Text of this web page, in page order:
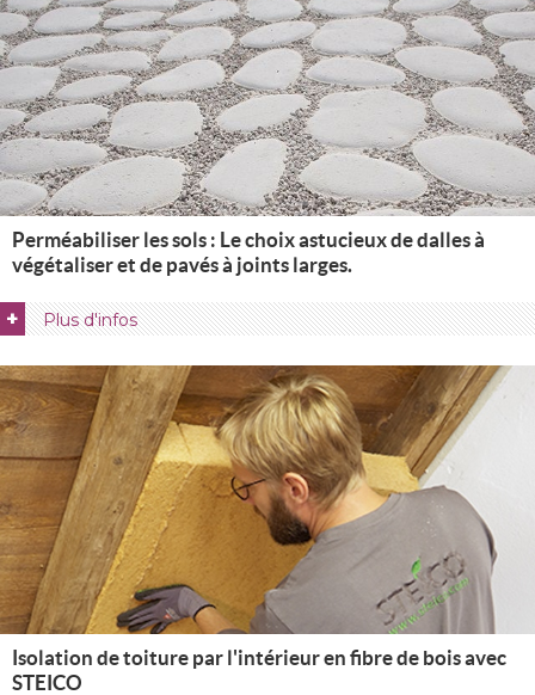
Perméabiliser les sols : Le choix astucieux de dalles à
végétaliser et de pavés à joints larges.
+ Plus d'infos
Isolation de toiture par l'intérieur en fibre de bois avec
STEICO